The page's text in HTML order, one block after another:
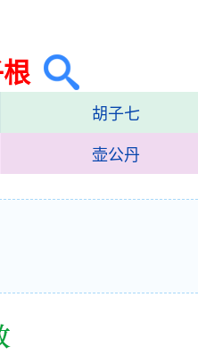
胡子七
壶公丹